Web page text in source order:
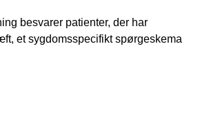
besvarer patienter, der har
et sygdomsspecifikt spørgeskema